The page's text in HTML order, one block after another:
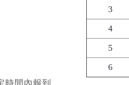
3
4
5
6
間內報到。